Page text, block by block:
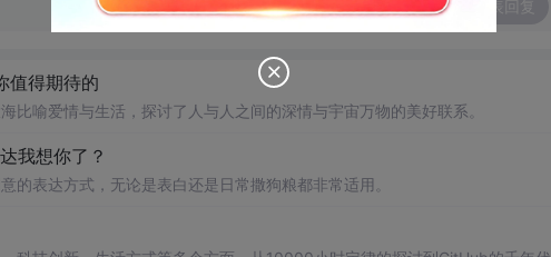
值得期待的
喻爱情与生活，探讨了人与人之间的深情与宇宙万物的美好联系。
我想你了？
表达方式，无论是表白还是日常撒狗粮都非常适用。